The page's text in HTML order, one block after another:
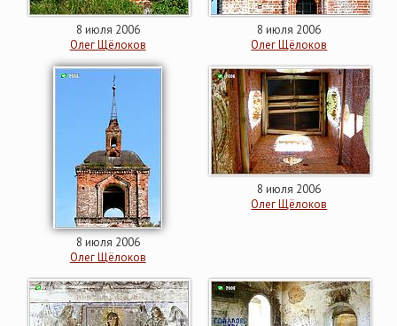
8 июля 2006
Олег Щёлоков
8 июля 2006
Олег Щёлоков
8 июля 2006
Олег Щёлоков
8 июля 2006
Олег Щёлоков